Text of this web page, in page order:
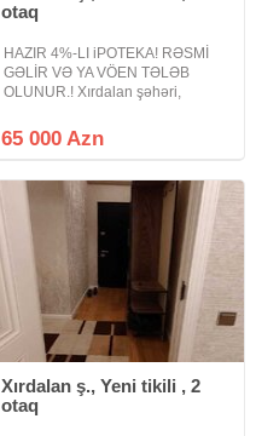
otaq
HAZIR 4%-LI iPOTEKA! RƏSMİ
GƏLİR VƏ YA VÖEN TƏLƏB
OLUNUR.! Xırdalan şəhəri,
Parkının yaxınlığında Körpü-Bina
MTK-ya məxsus 15 mərtəbəli yeni
mənzil satılır.
65 000 Azn
Xırdalan ş., Yeni tikili , 2
otaq